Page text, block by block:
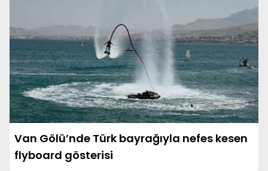
Van Gölü’nde Türk bayrağıyla nefes kesen
flyboard gösterisi